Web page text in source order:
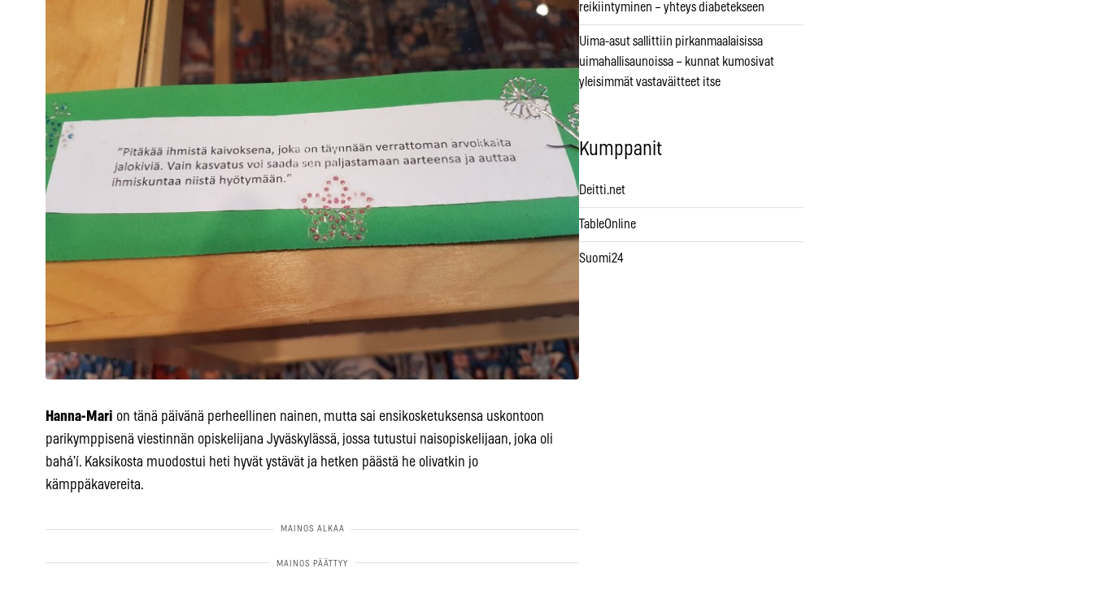
Hanna-Mari on tänä päivänä perheellinen nainen, mutta sai ensikosketuksensa uskontoon
parikymppisenä viestinnän opiskelijana Jyväskylässä, jossa tutustui naisopiskelijaan, joka oli
bahá’í. Kaksikosta muodostui heti hyvät ystävät ja hetken päästä he olivatkin jo
kämppäkavereita.
reikiintyminen – yhteys diabetekseen
Uima-asut sallittiin pirkanmaalaisissa
uimahallisaunoissa – kunnat kumosivat
yleisimmät vastaväitteet itse
Kumppanit
Deitti.net
TableOnline
Suomi24